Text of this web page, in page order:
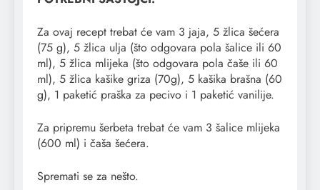
Za ovaj recept trebat će vam 3 jaja, 5 žlica šećera
(75 g), 5 žlica ulja (što odgovara pola šalice ili 60
ml), 5 žlica mlijeka (što odgovara pola čaše ili 60
ml), 5 žlica kašike griza (70g), 5 kašika brašna (60
g), 1 paketić praška za pecivo i 1 paketić vanilije.
Za pripremu šerbeta trebat će vam 3 šalice mlijeka
(600 ml) i čaša šećera.
Spremati se za nešto.